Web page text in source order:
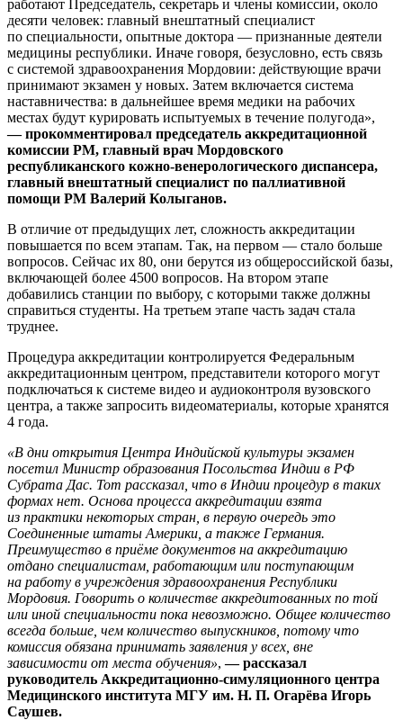
работают Председатель, секретарь и члены комиссии, около
десяти человек: главный внештатный специалист
по специальности, опытные доктора — признанные деятели
медицины республики. Иначе говоря, безусловно, есть связь
с системой здравоохранения Мордовии: действующие врачи
принимают экзамен у новых. Затем включается система
наставничества: в дальнейшее время медики на рабочих
местах будут курировать испытуемых в течение полугода»,
— прокомментировал председатель аккредитационной
комиссии РМ, главный врач Мордовского
республиканского кожно-венерологического диспансера,
главный внештатный специалист по паллиативной
помощи РМ Валерий Колыганов.
В отличие от предыдущих лет, сложность аккредитации
повышается по всем этапам. Так, на первом — стало больше
вопросов. Сейчас их 80, они берутся из общероссийской базы,
включающей более 4500 вопросов. На втором этапе
добавились станции по выбору, с которыми также должны
справиться студенты. На третьем этапе часть задач стала
труднее.
Процедура аккредитации контролируется Федеральным
аккредитационным центром, представители которого могут
подключаться к системе видео и аудиоконтроля вузовского
центра, а также запросить видеоматериалы, которые хранятся
4 года.
«В дни открытия Центра Индийской культуры экзамен
посетил Министр образования Посольства Индии в РФ
Субрата Дас. Тот рассказал, что в Индии процедур в таких
формах нет. Основа процесса аккредитации взята
из практики некоторых стран, в первую очередь это
Соединенные штаты Америки, а также Германия.
Преимущество в приёме документов на аккредитацию
отдано специалистам, работающим или поступающим
на работу в учреждения здравоохранения Республики
Мордовия. Говорить о количестве аккредитованных по той
или иной специальности пока невозможно. Общее количество
всегда больше, чем количество выпускников, потому что
комиссия обязана принимать заявления у всех, вне
зависимости от места обучения»,— рассказал
руководитель Аккредитационно-симуляционного центра
Медицинского института МГУ им. Н. П. Огарёва Игорь
Саушев.